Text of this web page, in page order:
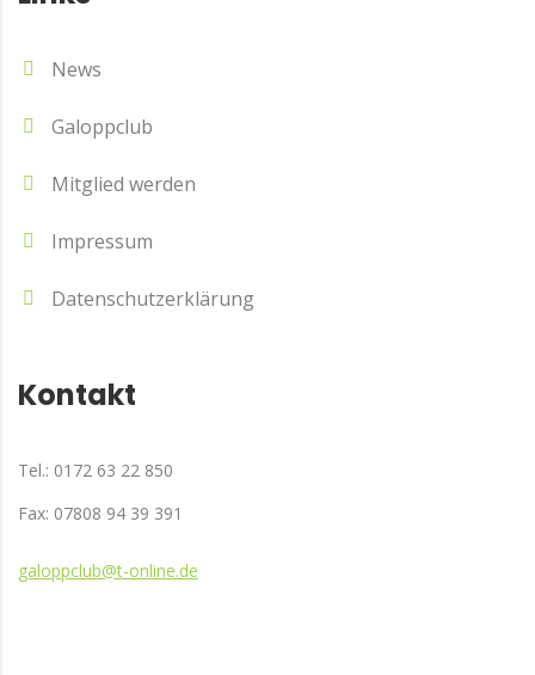
News
Galoppclub
Mitglied werden
Impressum
Datenschutzerklärung
Kontakt
Tel.: 0172 63 22 850
Fax: 07808 94 39 391
galoppclub@t-online.de